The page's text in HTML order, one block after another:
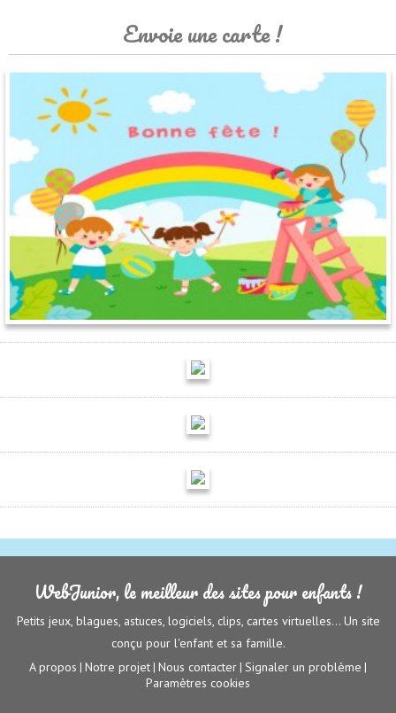
Envoie une carte !
WebJunior, le meilleur des sites pour enfants !
Petits jeux, blagues, astuces, logiciels, clips, cartes virtuelles... Un site
conçu pour l'enfant et sa famille.
A propos | Notre projet | Nous contacter | Signaler un problème |
Paramètres cookies